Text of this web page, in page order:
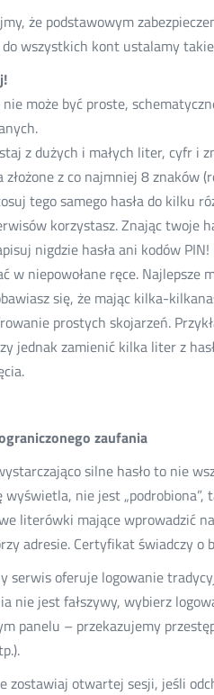
że podstawowym
wszystkich kont ustalamy
nie może być proste,
z dużych i małych liter, cyfr i
złożone z co najmniej 8 znaków
tego samego hasła do kilku
korzystasz. Znając twoje
nigdzie hasła ani kodów
w niepowołane ręce. Najlepsze
się, że mając kilka-
prostych skojarzeń.
jednak zamienić kilka liter z
zaufania
silne hasło to nie
wyświetla, nie jest
literówki mające wprowadzić
adresie. Certyfikat świadczy
serwis oferuje logowanie
nie jest fałszywy, wybierz
panelu – przekazujemy
zostawiaj otwartej sesji, jeśli